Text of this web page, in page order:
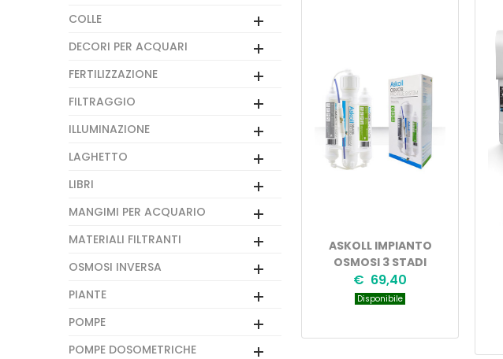
ASKOLL IMPIANTO
OSMOSI 3 STADI
€ 69,40
Disponibile
COLLE
DECORI PER ACQUARI
FERTILIZZAZIONE
FILTRAGGIO
ILLUMINAZIONE
LAGHETTO
LIBRI
MANGIMI PER ACQUARIO
MATERIALI FILTRANTI
OSMOSI INVERSA
PIANTE
POMPE
POMPE DOSOMETRICHE